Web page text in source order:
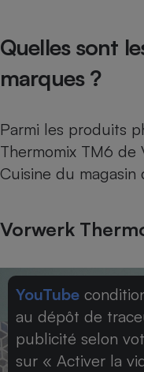
Quelles sont
marques ?
Parmi les produits
Thermomix TM6
Cuisine du magasin
Vorwerk
YouTube
au dépôt de
publicité selon
sur « Activer la